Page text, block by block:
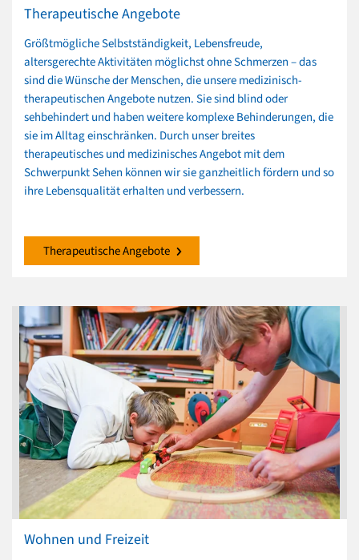
Therapeutische Angebote
Größtmögliche Selbstständigkeit, Lebensfreude,
altersgerechte Aktivitäten möglichst ohne Schmerzen – das
sind die Wünsche der Menschen, die unsere medizinisch-
therapeutischen Angebote nutzen. Sie sind blind oder
sehbehindert und haben weitere komplexe Behinderungen, die
sie im Alltag einschränken. Durch unser breites
therapeutisches und medizinisches Angebot mit dem
Schwerpunkt Sehen können wir sie ganzheitlich fördern und so
ihre Lebensqualität erhalten und verbessern.
Therapeutische Angebote
Wohnen und Freizeit